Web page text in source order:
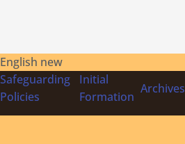
English new
Safeguarding
Policies
Initial
Formation
Archives